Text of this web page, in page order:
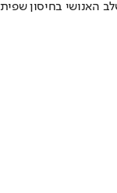
האנושי בחיסון